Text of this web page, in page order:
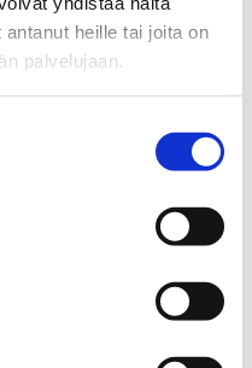
heille tai joita on
palvelujaan.
49,5 m²